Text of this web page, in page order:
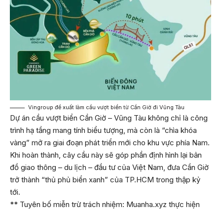
Vingroup đề xuất làm cầu vượt biển từ Cần Giờ đi Vũng Tàu
Dự án cầu vượt biển Cần Giờ – Vũng Tàu không chỉ là công
trình hạ tầng mang tính biểu tượng, mà còn là “chìa khóa
vàng” mở ra giai đoạn phát triển mới cho khu vực phía Nam.
Khi hoàn thành, cây cầu này sẽ góp phần định hình lại bản
đồ giao thông – du lịch – đầu tư của Việt Nam, đưa Cần Giờ
trở thành “thủ phủ biển xanh” của TP.HCM trong thập kỷ
tới.
** Tuyên bố miễn trừ trách nhiệm: Muanha.xyz thực hiện